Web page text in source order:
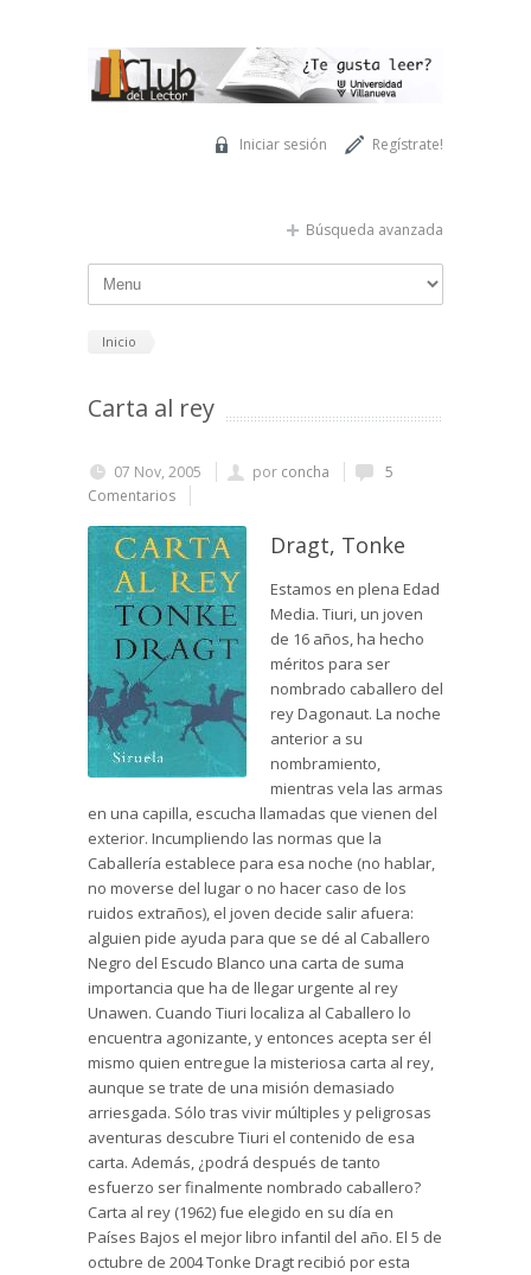
Regístrate!
Iniciar sesión
Búsqueda avanzada
Inicio
Carta al rey
07 Nov, 2005 por concha
5
Comentarios
Dragt, Tonke
Estamos en plena Edad
Media. Tiuri, un joven
de 16 años, ha hecho
méritos para ser
nombrado caballero del
rey Dagonaut. La noche
anterior a su
nombramiento,
mientras vela las armas
en una capilla, escucha llamadas que vienen del
exterior. Incumpliendo las normas que la
Caballería establece para esa noche (no hablar,
no moverse del lugar o no hacer caso de los
ruidos extraños), el joven decide salir afuera:
alguien pide ayuda para que se dé al Caballero
Negro del Escudo Blanco una carta de suma
importancia que ha de llegar urgente al rey
Unawen. Cuando Tiuri localiza al Caballero lo
encuentra agonizante, y entonces acepta ser él
mismo quien entregue la misteriosa carta al rey,
aunque se trate de una misión demasiado
arriesgada. Sólo tras vivir múltiples y peligrosas
aventuras descubre Tiuri el contenido de esa
carta. Además, ¿podrá después de tanto
esfuerzo ser finalmente nombrado caballero?
Carta al rey (1962) fue elegido en su día en
Países Bajos el mejor libro infantil del año. El 5 de
octubre de 2004 Tonke Dragt recibió por esta